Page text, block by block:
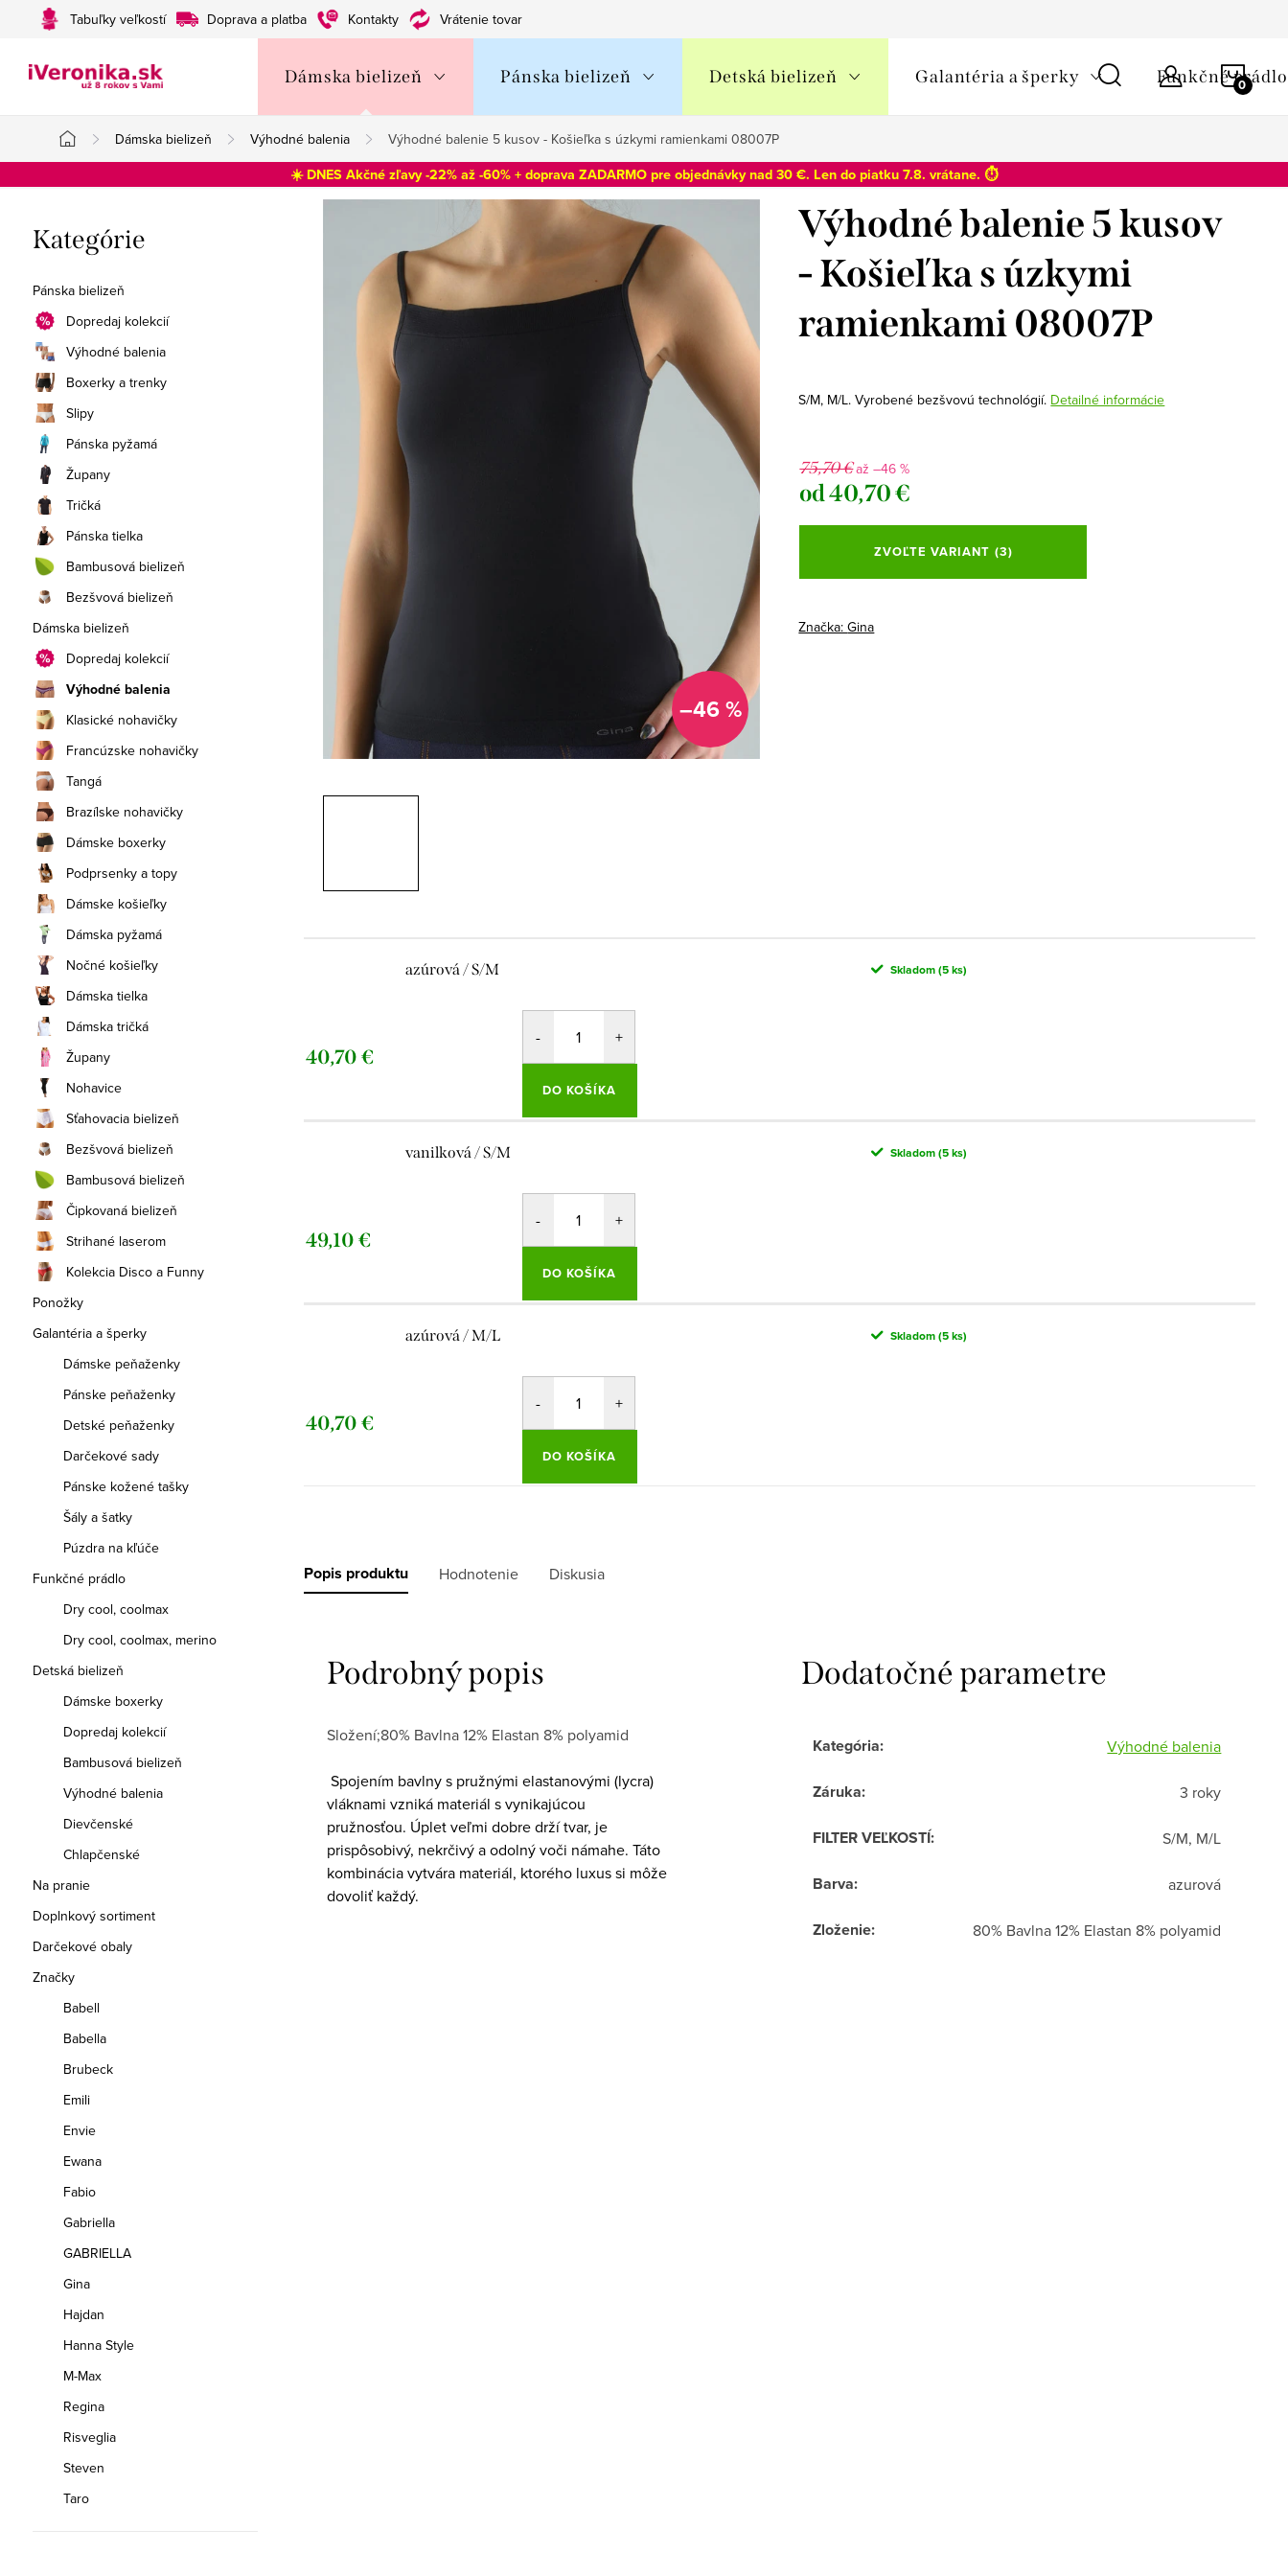
Tabuľky veľkostí Doprava a platba Kontakty Vrátenie tovaru
Dámska bielizeň Pánska bielizeň Detská bielizeň Galantéria a šperky Funkčné prádlo
Domov
Dámska bielizeň Výhodné balenia Výhodné balenie 5 kusov - Košieľka s úzkymi ramienkami 08007P
☀️ DNES Akčné zľavy -22% až -60% + doprava ZADARMO pre objednávky nad 30 €. Len do piatku 7.8. vrátane. ⏱️
o
č
n
ý
p
a
n
e
l
Preskočiť
kategórie
Kategórie
Pánska bielizeň
Dopredaj kolekcií
Výhodné balenia
Boxerky a trenky
Slipy
Pánska pyžamá
Župany
Tričká
Pánska tielka
Bambusová bielizeň
Bezšvová bielizeň
Dámska bielizeň
Dopredaj kolekcií
Výhodné balenia
Klasické nohavičky
Francúzske nohavičky
Tangá
Brazílske nohavičky
Dámske boxerky
Podprsenky a topy
Dámske košieľky
Dámska pyžamá
Nočné košieľky
Dámska tielka
Dámska tričká
Župany
Nohavice
Sťahovacia bielizeň
Bezšvová bielizeň
Bambusová bielizeň
Čipkovaná bielizeň
Strihané laserom
Kolekcia Disco a Funny
Ponožky
Galantéria a šperky
Dámske peňaženky
Pánske peňaženky
Detské peňaženky
Darčekové sady
Pánske kožené tašky
Šály a šatky
Púzdra na kľúče
Funkčné prádlo
Dry cool, coolmax
Dry cool, coolmax, merino
Detská bielizeň
Dámske boxerky
Dopredaj kolekcií
Bambusová bielizeň
Výhodné balenia
Dievčenské
Chlapčenské
Na pranie
Doplnkový sortiment
Darčekové obaly
Značky
Babell
Babella
Brubeck
Emili
Envie
Ewana
Fabio
Gabriella
GABRIELLA
Gina
Hajdan
Hanna Style
M-Max
Regina
Risveglia
Steven
Taro
–46 %
Výhodné balenie 5 kusov
- Košieľka s úzkymi
ramienkami 08007P
S/M, M/L. Vyrobené bezšvovú technológií. Detailné informácie
75,70 €až –46 %
od40,70 €
Jednotková
ZVOĽTE VARIANT (3)
Značka:Gina
azúrová / S/M Skladom(5 ks)
40,70 €
DO KOŠÍKA
vanilková / S/M Skladom(5 ks)
49,10 €
DO KOŠÍKA
azúrová / M/L Skladom(5 ks)
40,70 €
DO KOŠÍKA
Popis produktu Hodnotenie Diskusia
Podrobný popis
Složení;80% Bavlna 12% Elastan 8% polyamid
Spojením bavlny s pružnými elastanovými (lycra)
vláknami vzniká materiál s vynikajúcou
pružnosťou. Úplet veľmi dobre drží tvar, je
prispôsobivý, nekrčivý a odolný voči námahe. Táto
kombinácia vytvára materiál, ktorého luxus si môže
dovoliť každý.
Dodatočné parametre
Kategória: Výhodné balenia
Záruka: 3 roky
FILTER VEĽKOSTÍ: S/M, M/L
Barva: azurová
Zloženie: 80% Bavlna 12% Elastan 8% polyamid